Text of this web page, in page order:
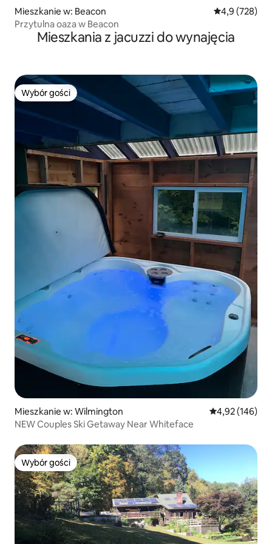
Mieszkanie w: Beacon Średnia
4,9 (728)
Przytulna oaza w Beacon
Mieszkania z jacuzzi do wynajęcia
Wybór gości
Wybór gości
Mieszkanie w: Wilmington Średnia
4,92 (146)
NEW Couples Ski Getaway Near Whiteface
Wybór gości
Wybór gości